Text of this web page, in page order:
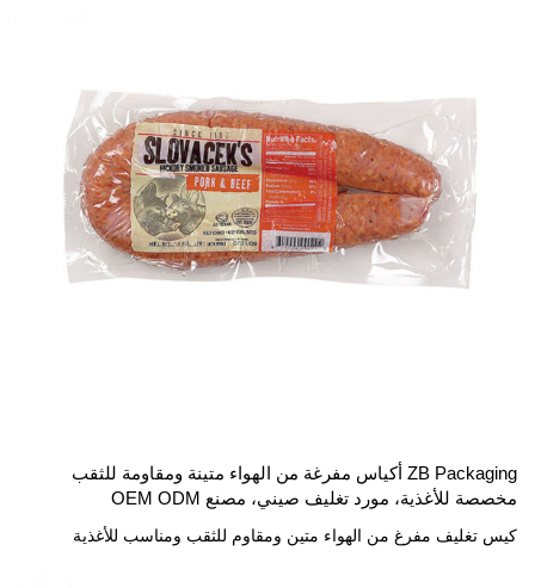
ZB Packaging أكياس مفرغة من الهواء متينة ومقاومة للثقب
مخصصة للأغذية، مورد تغليف صيني، مصنع OEM ODM
كيس تغليف مفرغ من الهواء متين ومقاوم للثقب ومناسب للأغذية